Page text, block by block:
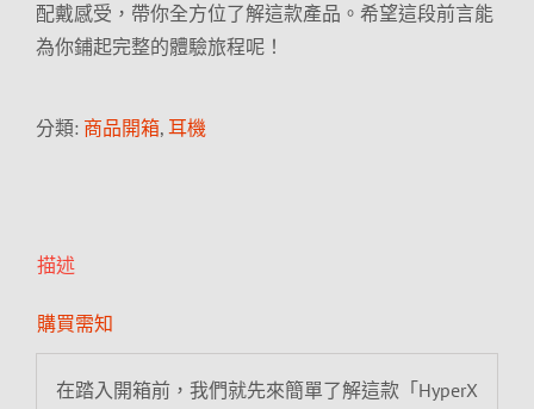
配戴感受，帶你全方位了解這款產品。希望這段前言能
為你鋪起完整的體驗旅程呢！
分類: 商品開箱, 耳機
描述
購買需知
在踏入開箱前，我們就先來簡單了解這款「HyperX